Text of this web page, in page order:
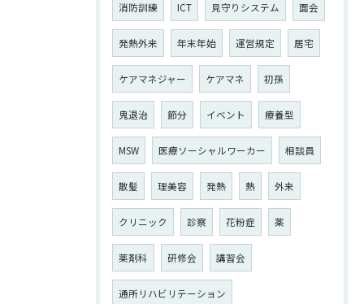
消防訓練 ICT 見守りシステム 面会
発熱外来 年末年始 運営規定 居宅
ケアマネジャー ケアマネ 初孫
鬼退治 節分 イベント 療養型
MSW 医療ソーシャルワーカー 相談員
散髪 理美容 発熱 熱 外来
クリニック 診察 花粉症 薬
薬剤科 研修会 講習会
通所リハビリテーション